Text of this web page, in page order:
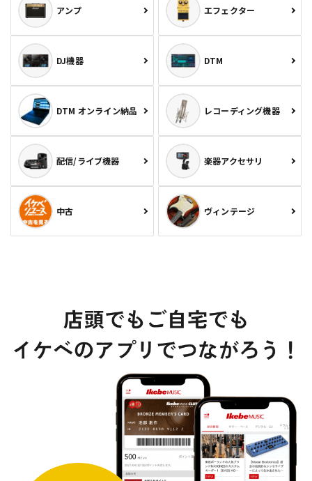
アンプ エフェクター
DJ機器 DTM
DTM オンライン納品 レコーディング機器
配信/ライブ機器 楽器アクセサリ
中古 ヴィンテージ